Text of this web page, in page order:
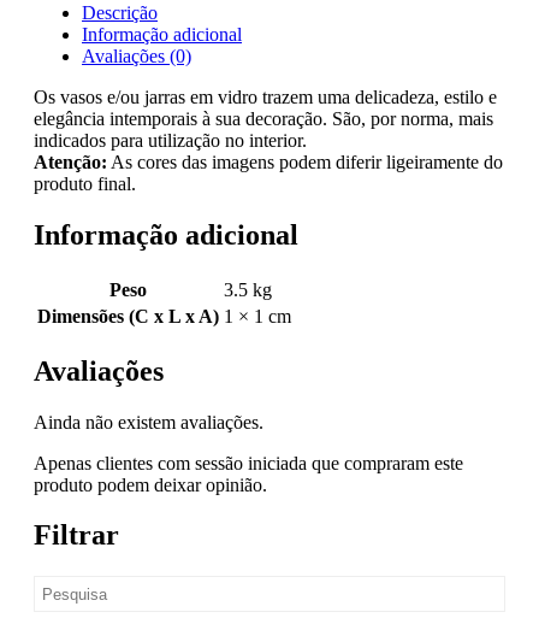
Descrição
Informação adicional
Avaliações (0)
Os vasos e/ou jarras em vidro trazem uma delicadeza, estilo e
elegância intemporais à sua decoração. São, por norma, mais
indicados para utilização no interior.
Atenção: As cores das imagens podem diferir ligeiramente do
produto final.
Informação adicional
Peso
3.5 kg
Dimensões (C x L x A) 1 × 1 cm
Avaliações
Ainda não existem avaliações.
Apenas clientes com sessão iniciada que compraram este
produto podem deixar opinião.
Filtrar